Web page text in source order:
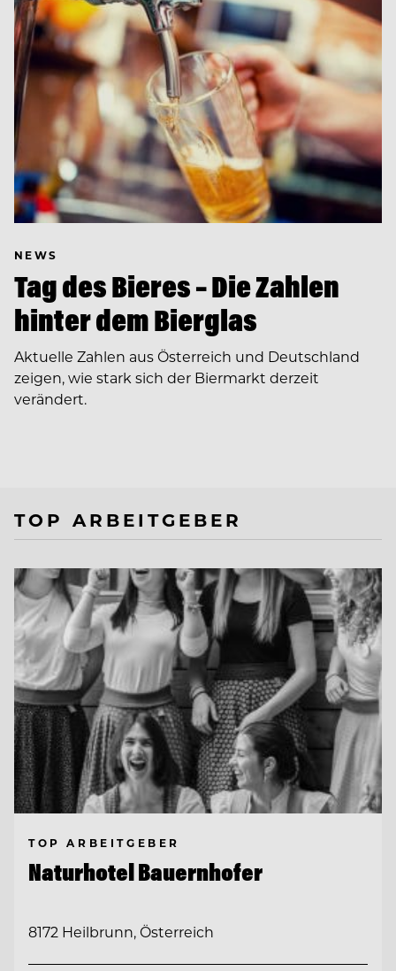
NEWS
Tag des Bieres – Die Zahlen
hinter dem Bierglas
Aktuelle Zahlen aus Österreich und Deutschland
zeigen, wie stark sich der Biermarkt derzeit
verändert.
TOP ARBEITGEBER
TOP ARBEITGEBER
Naturhotel Bauernhofer
8172 Heilbrunn, Österreich